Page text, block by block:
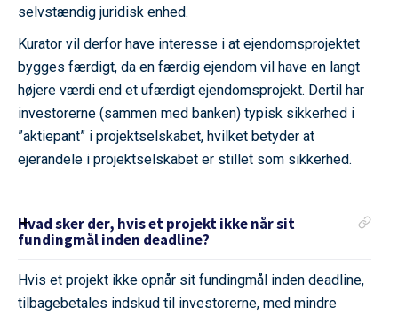
selvstændig juridisk enhed.
Kurator vil derfor have interesse i at ejendomsprojektet
bygges færdigt, da en færdig ejendom vil have en langt
højere værdi end et ufærdigt ejendomsprojekt. Dertil har
investorerne (sammen med banken) typisk sikkerhed i
”aktiepant” i projektselskabet, hvilket betyder at
ejerandele i projektselskabet er stillet som sikkerhed.
Hvad sker der, hvis et projekt ikke når sit
fundingmål inden deadline?
Hvis et projekt ikke opnår sit fundingmål inden deadline,
tilbagebetales indskud til investorerne, med mindre